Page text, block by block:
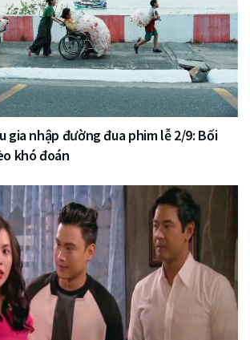
gia nhập đường đua phim lễ 2/9: Bối
khó đoán